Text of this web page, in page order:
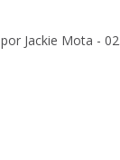
por Jackie Mota -